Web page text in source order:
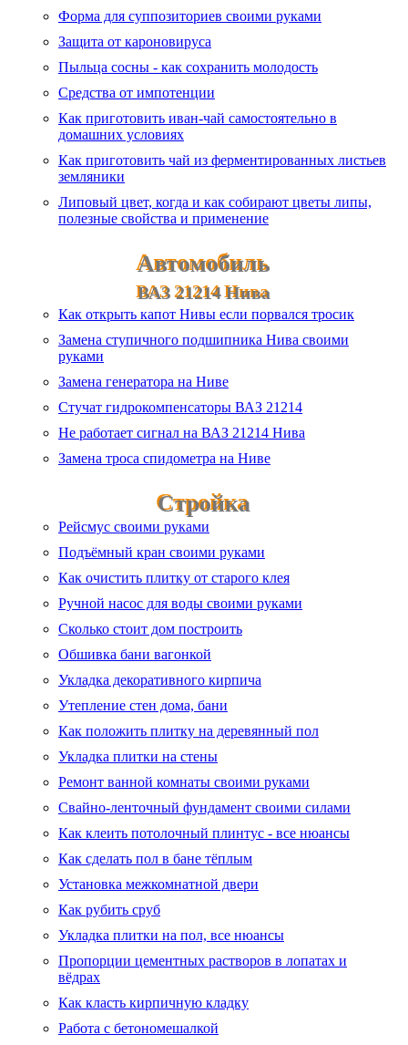
Форма для суппозиториев своими руками
Защита от кароновируса
Пыльца сосны - как сохранить молодость
Средства от импотенции
Как приготовить иван-чай самостоятельно в
домашних условиях
Как приготовить чай из ферментированных листьев
земляники
Липовый цвет, когда и как собирают цветы липы,
полезные свойства и применение
Автомобиль
ВАЗ 21214 Нива
Как открыть капот Нивы если порвался тросик
Замена ступичного подшипника Нива своими
руками
Замена генератора на Ниве
Стучат гидрокомпенсаторы ВАЗ 21214
Не работает сигнал на ВАЗ 21214 Нива
Замена троса спидометра на Ниве
Стройка
Рейсмус своими руками
Подъёмный кран своими руками
Как очистить плитку от старого клея
Ручной насос для воды своими руками
Сколько стоит дом построить
Обшивка бани вагонкой
Укладка декоративного кирпича
Утепление стен дома, бани
Как положить плитку на деревянный пол
Укладка плитки на стены
Ремонт ванной комнаты своими руками
Свайно-ленточный фундамент своими силами
Как клеить потолочный плинтус - все нюансы
Как сделать пол в бане тёплым
Установка межкомнатной двери
Как рубить сруб
Укладка плитки на пол, все нюансы
Пропорции цементных растворов в лопатах и
вёдрах
Как класть кирпичную кладку
Работа с бетономешалкой